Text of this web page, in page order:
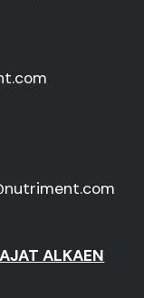
ALKAEN